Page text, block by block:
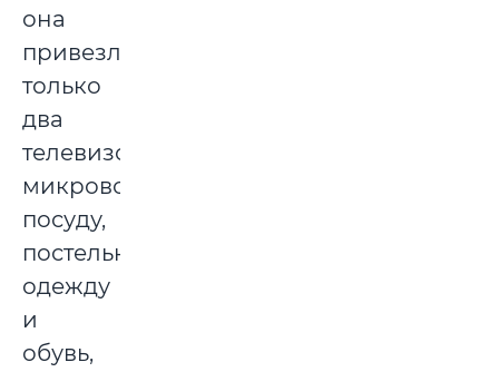
она
привезла
только
два
телевизора,
микроволновку,
посуду,
постельное,
одежду
и
обувь,